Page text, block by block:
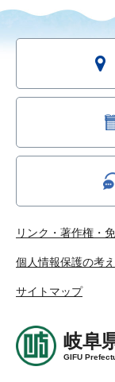
リンク・著作権・
個人情報保護の考
サイトマップ
岐阜
GIFU